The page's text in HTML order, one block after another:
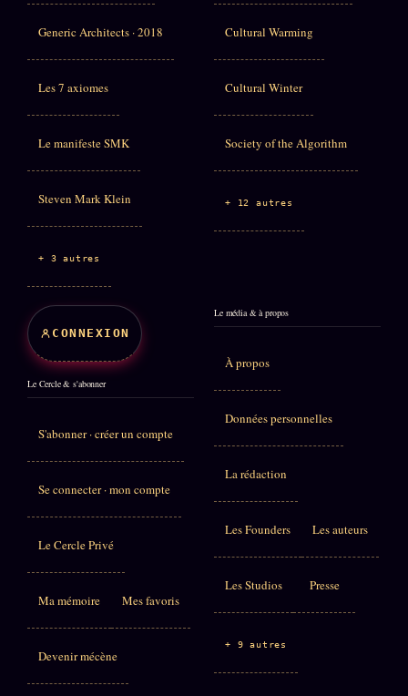
Generic Architects · 2018
Les 7 axiomes
Le manifeste SMK
Steven Mark Klein
+ 3 autres
Cultural Warming
Cultural Winter
Society of the Algorithm
+ 12 autres
CONNEXION
Le Cercle & s'abonner
S'abonner · créer un compte
Se connecter · mon compte
Le Cercle Privé
Ma mémoire Mes favoris
Devenir mécène
Le média & à propos
À propos
Données personnelles
La rédaction
Les Founders Les auteurs
Les Studios Presse
+ 9 autres